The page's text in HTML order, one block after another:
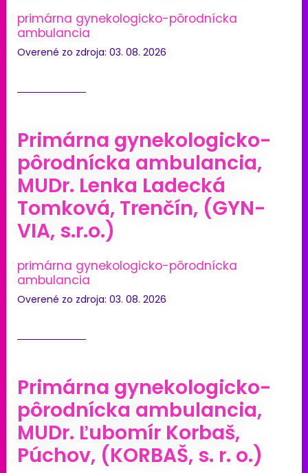
primárna gynekologicko-pôrodnícka
ambulancia
Overené zo zdroja: 03. 08. 2026
Primárna gynekologicko-
pôrodnícka ambulancia,
MUDr. Lenka Ladecká
Tomková, Trenčín, (GYN-
VIA, s.r.o.)
primárna gynekologicko-pôrodnícka
ambulancia
Overené zo zdroja: 03. 08. 2026
Primárna gynekologicko-
pôrodnícka ambulancia,
MUDr. Ľubomír Korbaš,
Púchov, (KORBAŠ, s. r. o.)